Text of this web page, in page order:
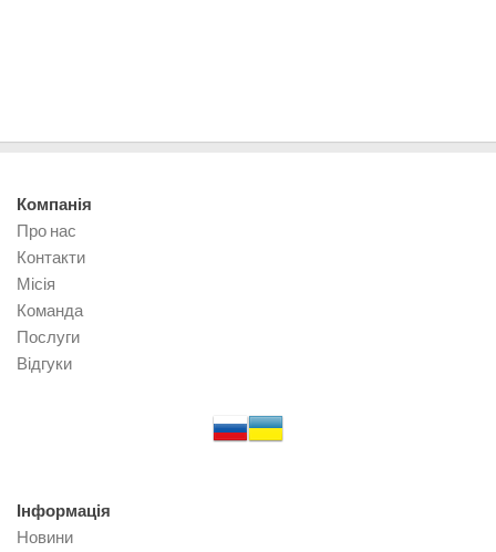
Компанія
Про нас
Контакти
Місія
Команда
Послуги
Відгуки
Інформація
Новини